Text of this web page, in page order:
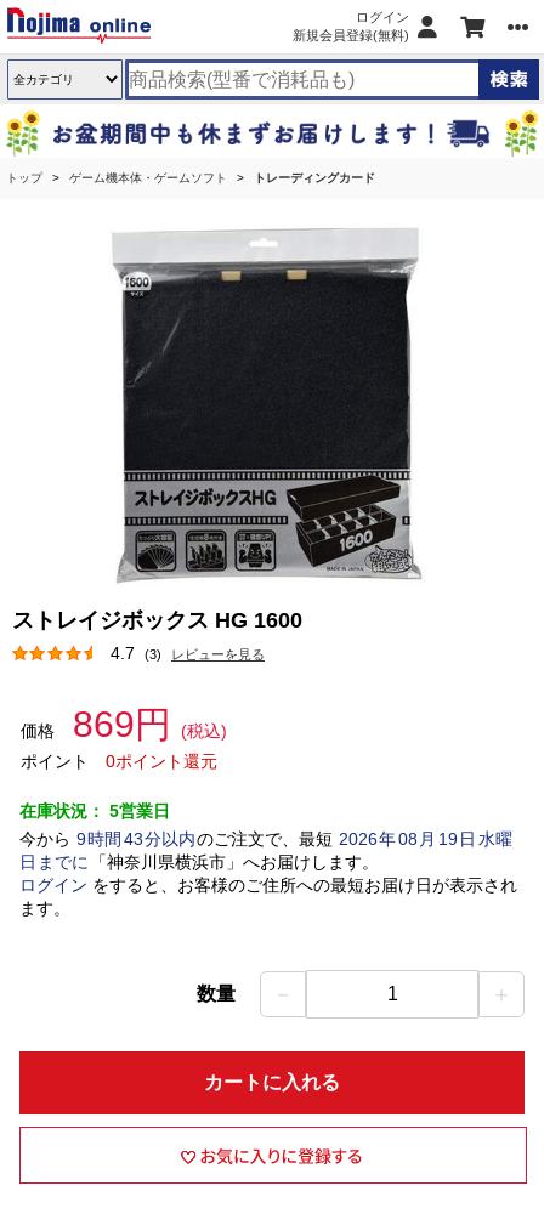
ログイン
新規会員登録(無料)
トップ ゲーム機本体・ゲームソフト トレーディングカード
ストレイジボックス HG 1600
4.7 (3) レビューを見る
価格 869円
(税込)
ポイント
0ポイント還元
在庫状況： 5営業日
今から 9時間 43分以内のご注文で、最短 2026年08 月 19日水曜
日 までに 「神奈川県横浜市」 へお届けします。
ログイン をすると、お客様のご住所への最短お届け日が表示され
ます。
数量 － 1 ＋
カートに入れる